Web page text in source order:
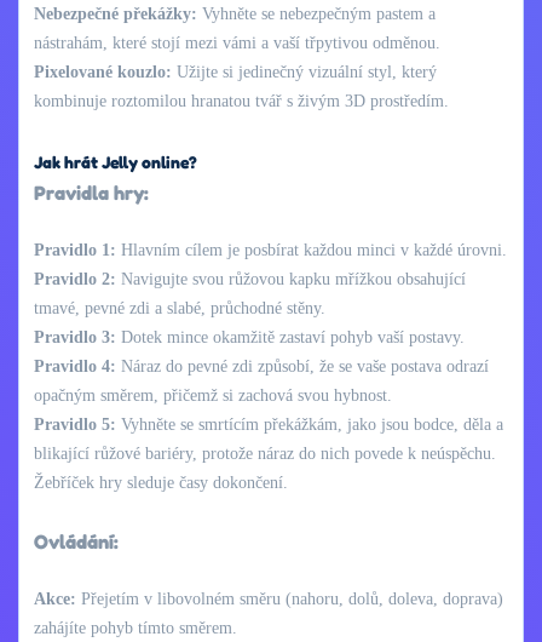
Nebezpečné překážky: Vyhněte se nebezpečným pastem a
nástrahám, které stojí mezi vámi a vaší třpytivou odměnou.
Pixelované kouzlo: Užijte si jedinečný vizuální styl, který
kombinuje roztomilou hranatou tvář s živým 3D prostředím.
Jak hrát Jelly online?
Pravidla hry:
Pravidlo 1: Hlavním cílem je posbírat každou minci v každé úrovni.
Pravidlo 2: Navigujte svou růžovou kapku mřížkou obsahující
tmavé, pevné zdi a slabé, průchodné stěny.
Pravidlo 3: Dotek mince okamžitě zastaví pohyb vaší postavy.
Pravidlo 4: Náraz do pevné zdi způsobí, že se vaše postava odrazí
opačným směrem, přičemž si zachová svou hybnost.
Pravidlo 5: Vyhněte se smrtícím překážkám, jako jsou bodce, děla a
blikající růžové bariéry, protože náraz do nich povede k neúspěchu.
Žebříček hry sleduje časy dokončení.
Ovládání:
Akce: Přejetím v libovolném směru (nahoru, dolů, doleva, doprava)
zahájíte pohyb tímto směrem.